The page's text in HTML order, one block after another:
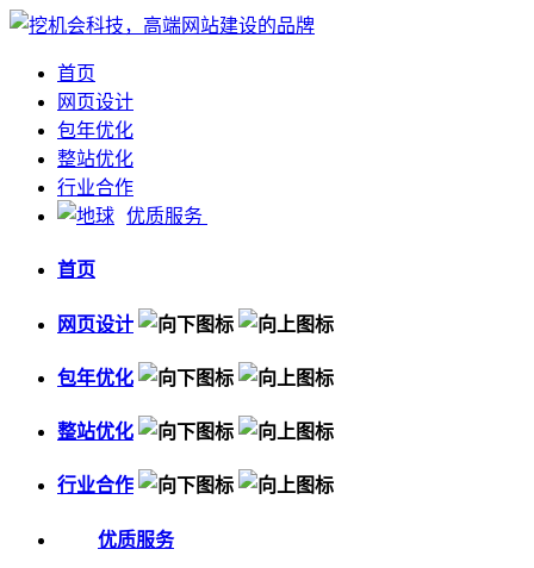
首页
网页设计
包年优化
整站优化
行业合作
优质服务
首页
网页设计
包年优化
整站优化
行业合作
优质服务